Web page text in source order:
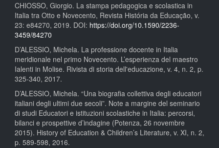
CHIOSSO, Giorgio. La stampa pedagogica e scolastica in
Italia tra Otto e Novecento, Revista História da Educação, v.
23: e84270, 2019. DOI: https://doi.org/10.1590/2236-
3459/84270
D’ALESSIO, Michela. La professione docente in Italia
meridionale nel primo Novecento. L’esperienza del maestro
Ialenti in Molise. Rivista di storia dell'educazione, v. 4, n. 2, p.
325-340, 2017.
D’ALESSIO, Michela. “Una biografia collettiva degli educatori
italiani degli ultimi due secoli”. Note a margine del seminario
di studi Educatori e istituzioni scolastiche in Italia: percorsi,
bilanci e prospettive d’indagine (Potenza, 26 novembre
2015). History of Education & Children’s Literature, v. XI, n. 2,
p. 589-598, 2016.